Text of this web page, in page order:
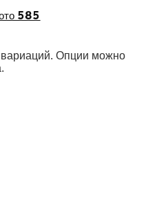
585
вариаций. Опции можно